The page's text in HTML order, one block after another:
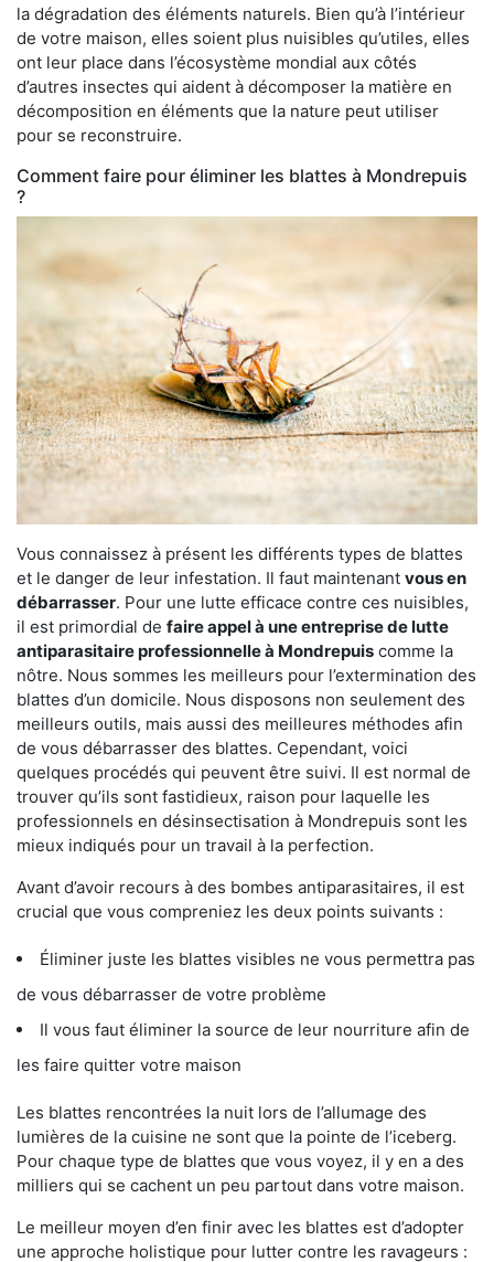
la dégradation des éléments naturels. Bien qu’à l’intérieur
de votre maison, elles soient plus nuisibles qu’utiles, elles
ont leur place dans l’écosystème mondial aux côtés
d’autres insectes qui aident à décomposer la matière en
décomposition en éléments que la nature peut utiliser
pour se reconstruire.
Comment faire pour éliminer les blattes à Mondrepuis
?
Vous connaissez à présent les différents types de blattes
et le danger de leur infestation. Il faut maintenant vous en
débarrasser. Pour une lutte efficace contre ces nuisibles,
il est primordial de faire appel à une entreprise de lutte
antiparasitaire professionnelle à Mondrepuis comme la
nôtre. Nous sommes les meilleurs pour l’extermination des
blattes d’un domicile. Nous disposons non seulement des
meilleurs outils, mais aussi des meilleures méthodes afin
de vous débarrasser des blattes. Cependant, voici
quelques procédés qui peuvent être suivi. Il est normal de
trouver qu’ils sont fastidieux, raison pour laquelle les
professionnels en désinsectisation à Mondrepuis sont les
mieux indiqués pour un travail à la perfection.
Avant d’avoir recours à des bombes antiparasitaires, il est
crucial que vous compreniez les deux points suivants :
Éliminer juste les blattes visibles ne vous permettra pas
de vous débarrasser de votre problème
Il vous faut éliminer la source de leur nourriture afin de
les faire quitter votre maison
Les blattes rencontrées la nuit lors de l’allumage des
lumières de la cuisine ne sont que la pointe de l’iceberg.
Pour chaque type de blattes que vous voyez, il y en a des
milliers qui se cachent un peu partout dans votre maison.
Le meilleur moyen d’en finir avec les blattes est d’adopter
une approche holistique pour lutter contre les ravageurs :